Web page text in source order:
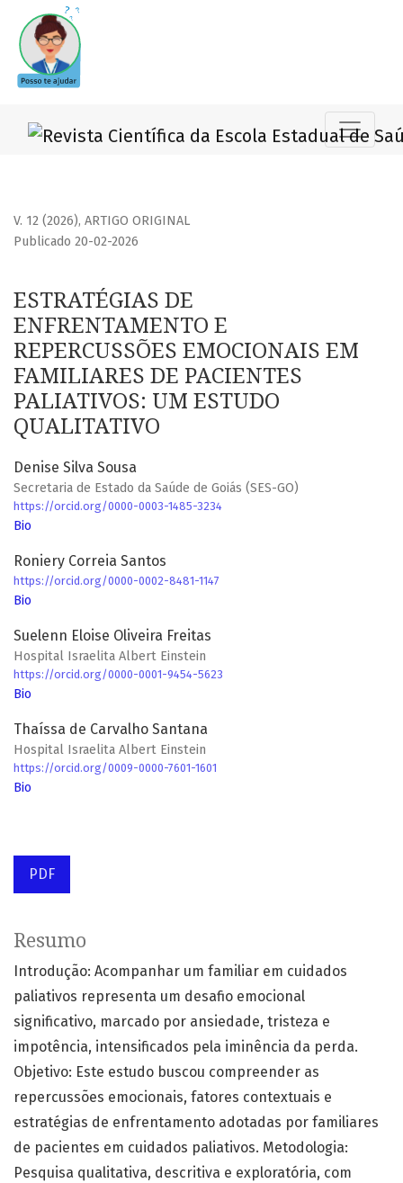
ESTRATÉGIAS DE ENFRENTAMENTO E REPERCUSSÕES
V. 12 (2026), ARTIGO ORIGINAL
ESTRATÉGIAS DE
ENFRENTAMENTO E
REPERCUSSÕES EMOCIONAIS EM
FAMILIARES DE PACIENTES
PALIATIVOS: UM ESTUDO
QUALITATIVO
Publicado 20-02-2026
Denise Silva Sousa
Secretaria de Estado da Saúde de Goiás (SES-GO)
https://orcid.org/0000-0003-1485-3234
Bio
Roniery Correia Santos
https://orcid.org/0000-0002-8481-1147
Bio
Suelenn Eloise Oliveira Freitas
Hospital Israelita Albert Einstein
https://orcid.org/0000-0001-9454-5623
Bio
Thaíssa de Carvalho Santana
Hospital Israelita Albert Einstein
https://orcid.org/0009-0000-7601-1601
Bio
PDF
Resumo
Introdução: Acompanhar um familiar em cuidados
paliativos representa um desafio emocional
significativo, marcado por ansiedade, tristeza e
impotência, intensificados pela iminência da perda.
Objetivo: Este estudo buscou compreender as
repercussões emocionais, fatores contextuais e
estratégias de enfrentamento adotadas por familiares
de pacientes em cuidados paliativos. Metodologia:
Pesquisa qualitativa, descritiva e exploratória, com